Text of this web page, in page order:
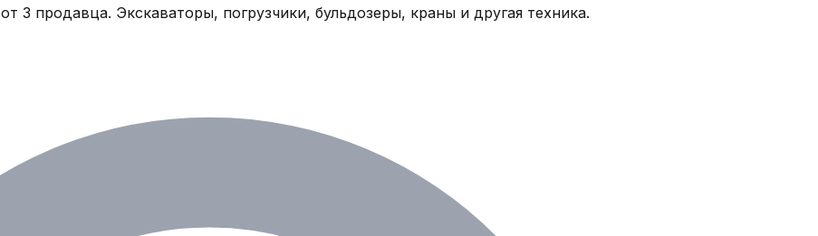
от 3 продавца. Экскаваторы, погрузчики, бульдозеры, краны и другая техника.